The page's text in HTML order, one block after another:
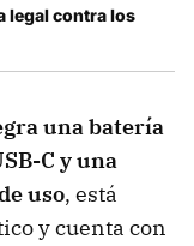
legal contra los
una batería
C y una
uso, está
y cuenta con